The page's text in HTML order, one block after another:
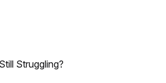
Struggling?